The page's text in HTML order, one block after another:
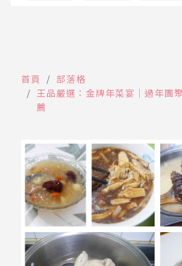
首頁
部落格
王品嚴選：金牌年菜宴│過年團
薦